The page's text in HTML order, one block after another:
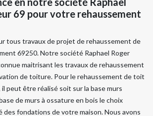
69 pour votre rehaussement
tous travaux de projet de rehaussement de
69250. Notre société Raphael Roger
maitrisant les travaux de rehaussement
de toiture. Pour le rehaussement de toit
il peut être réalisé soit sur la base murs
de murs à ossature en bois le choix
des fondations de votre maison. Nous avons